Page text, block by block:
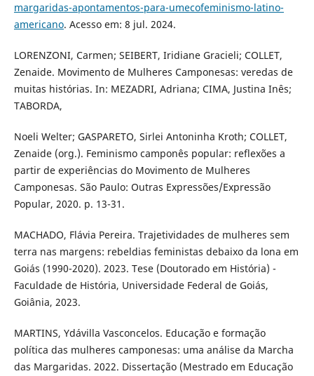
margaridas-apontamentos-para-umecofeminismo-latino-
americano. Acesso em: 8 jul. 2024.
LORENZONI, Carmen; SEIBERT, Iridiane Gracieli; COLLET,
Zenaide. Movimento de Mulheres Camponesas: veredas de
muitas histórias. In: MEZADRI, Adriana; CIMA, Justina Inês;
TABORDA,
Noeli Welter; GASPARETO, Sirlei Antoninha Kroth; COLLET,
Zenaide (org.). Feminismo camponês popular: reflexões a
partir de experiências do Movimento de Mulheres
Camponesas. São Paulo: Outras Expressões/Expressão
Popular, 2020. p. 13-31.
MACHADO, Flávia Pereira. Trajetividades de mulheres sem
terra nas margens: rebeldias feministas debaixo da lona em
Goiás (1990-2020). 2023. Tese (Doutorado em História) -
Faculdade de História, Universidade Federal de Goiás,
Goiânia, 2023.
MARTINS, Ydávilla Vasconcelos. Educação e formação
política das mulheres camponesas: uma análise da Marcha
das Margaridas. 2022. Dissertação (Mestrado em Educação